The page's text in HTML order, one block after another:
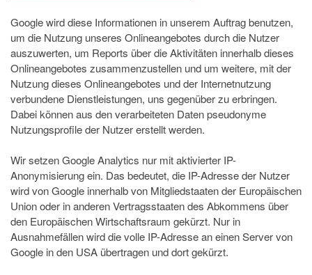
Google wird diese Informationen in unserem Auftrag benutzen,
um die Nutzung unseres Onlineangebotes durch die Nutzer
auszuwerten, um Reports über die Aktivitäten innerhalb dieses
Onlineangebotes zusammenzustellen und um weitere, mit der
Nutzung dieses Onlineangebotes und der Internetnutzung
verbundene Dienstleistungen, uns gegenüber zu erbringen.
Dabei können aus den verarbeiteten Daten pseudonyme
Nutzungsprofile der Nutzer erstellt werden.
Wir setzen Google Analytics nur mit aktivierter IP-
Anonymisierung ein. Das bedeutet, die IP-Adresse der Nutzer
wird von Google innerhalb von Mitgliedstaaten der Europäischen
Union oder in anderen Vertragsstaaten des Abkommens über
den Europäischen Wirtschaftsraum gekürzt. Nur in
Ausnahmefällen wird die volle IP-Adresse an einen Server von
Google in den USA übertragen und dort gekürzt.